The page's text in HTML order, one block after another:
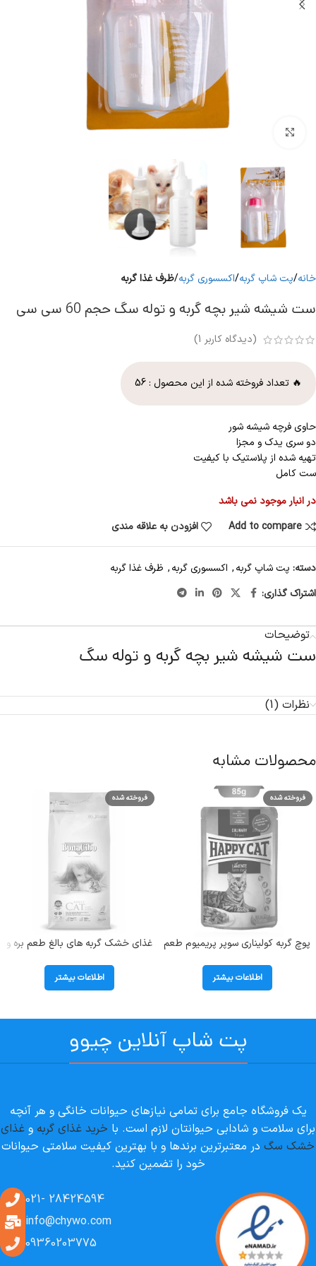
برای بزرگنمایی کلیک کنید
خانه پت شاپ گربه اکسسوری گربه ظرف غذا گربه
ست شیشه شیر بچه گربه و توله سگ حجم 60 سی سی
(دیدگاه کاربر 1
)
🔥 تعداد فروخته شده از این محصول :56
حاوی فرچه شیشه شور
دو سری یدک و مجزا
تهیه شده از پلاستیک با کیفیت
ست کامل
در انبار موجود نمی باشد
Add to compare
افزودن به علاقه مندی
دسته: پت شاپ گربه, اکسسوری گربه, ظرف غذا گربه
اشتراک گذاری:
توضیحات
ست شیشه شیر بچه گربه و توله سگ
نظرات (1)
محصولات مشابه
فروخته شده
پوچ گربه کولیناری سوپر پریمیوم طعم
85 گرم
اطلاعات بیشتر
فروخته شده
غذای خشک گربه های بالغ طعم بره و
اطلاعات بیشتر
پت شاپ آنلاین چیوو
یک فروشگاه جامع برای تمامی نیازهای حیوانات خانگی و هر آنچه
برای سلامت و شادابی حیوانتان لازم است. با خرید غذای گربه و غذای
خشک سگ در معتبرترین برندها و با بهترین کیفیت سلامتی حیوانات
خود را تضمین کنید.
28424594 -021
info@chywo.com
09360203775